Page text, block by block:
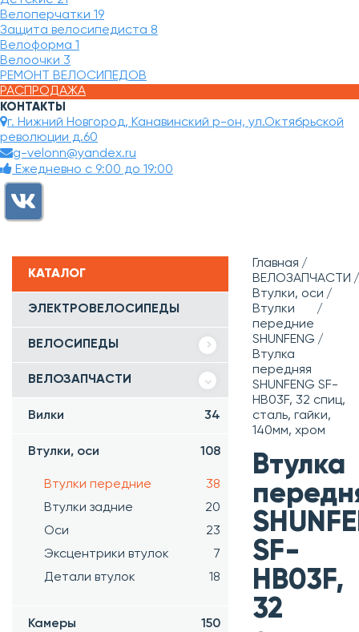
Велоперчатки 19
Защита велосипедиста 8
Велоформа 1
Велоочки 3
РЕМОНТ ВЕЛОСИПЕДОВ
РАСПРОДАЖА
КОНТАКТЫ
г. Нижний Новгород, Канавинский р-он, ул.Октябрьской
революции д.60
g-velonn@yandex.ru
Ежедневно с 9:00 до 19:00
КАТАЛОГ
ЭЛЕКТРОВЕЛОСИПЕДЫ
ВЕЛОСИПЕДЫ
ВЕЛОЗАПЧАСТИ
Вилки 34
Втулки, оси 108
Втулки передние
38
Втулки задние
20
Оси
23
Эксцентрики втулок
7
Детали втулок
18
Камеры 150
Главная
ВЕЛОЗАПЧАСТИ
Втулки, оси
Втулки
передние
SHUNFENG
Втулка
передняя
SHUNFENG SF-
HB03F, 32 спиц,
сталь, гайки,
140мм, хром
Втулка
SF-
HB03F,
32